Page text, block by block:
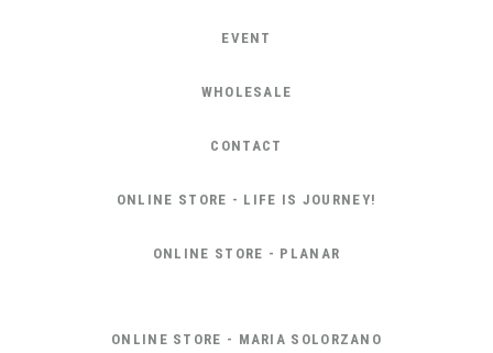
EVENT
WHOLESALE
CONTACT
ONLINE STORE - LIFE IS JOURNEY!
ONLINE STORE - PLANAR
ONLINE STORE - MARIA SOLORZANO